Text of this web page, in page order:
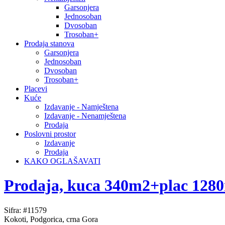
Garsonjera
Jednosoban
Dvosoban
Trosoban+
Prodaja stanova
Garsonjera
Jednosoban
Dvosoban
Trosoban+
Placevi
Kuće
Izdavanje - Namještena
Izdavanje - Nenamještena
Prodaja
Poslovni prostor
Izdavanje
Prodaja
KAKO OGLAŠAVATI
Prodaja, kuca 340m2+plac
Sifra: #11579
Kokoti, Podgorica, crna Gora